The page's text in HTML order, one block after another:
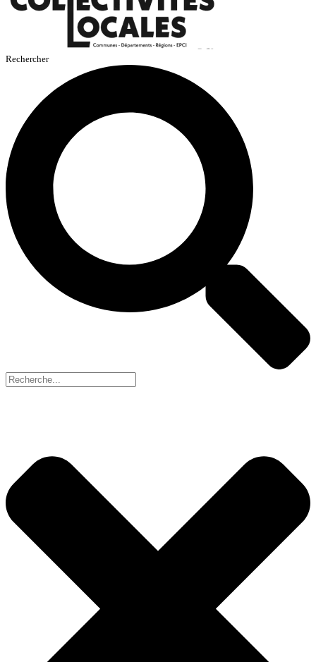
Rechercher